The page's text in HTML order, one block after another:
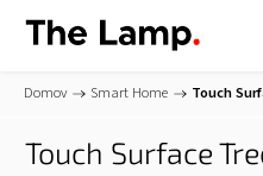
Domov / Smart Home / Touch
Touch Surface